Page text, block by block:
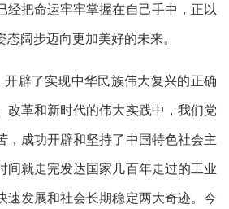
经把命运牢牢掌握在自己手中，正以
态阔步迈向更加美好的未来。
辟了实现中华民族伟大复兴的正确
改革和新时代的伟大实践中，我们党
，成功开辟和坚持了中国特色社会主
间就走完发达国家几百年走过的工业
速发展和社会长期稳定两大奇迹。今